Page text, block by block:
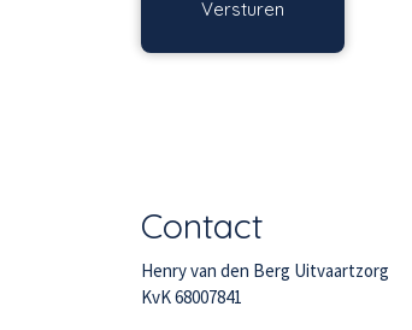
Contact
Henry van den Berg Uitvaartzorg
KvK 68007841